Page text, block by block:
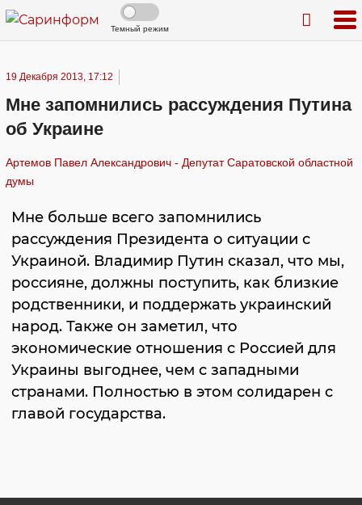
Темный режим
19 Декабря 2013, 17:12
Мне запомнились рассуждения Путина
об Украине
Артемов Павел Александрович - Депутат Саратовской областной
думы
Мне больше всего запомнились
рассуждения Президента о ситуации с
Украиной. Владимир Путин сказал, что мы,
россияне, должны поступить, как близкие
родственники, и поддержать украинский
народ. Также он заметил, что
экономические отношения с Россией для
Украины выгоднее, чем с западными
странами. Полностью в этом солидарен с
главой государства.